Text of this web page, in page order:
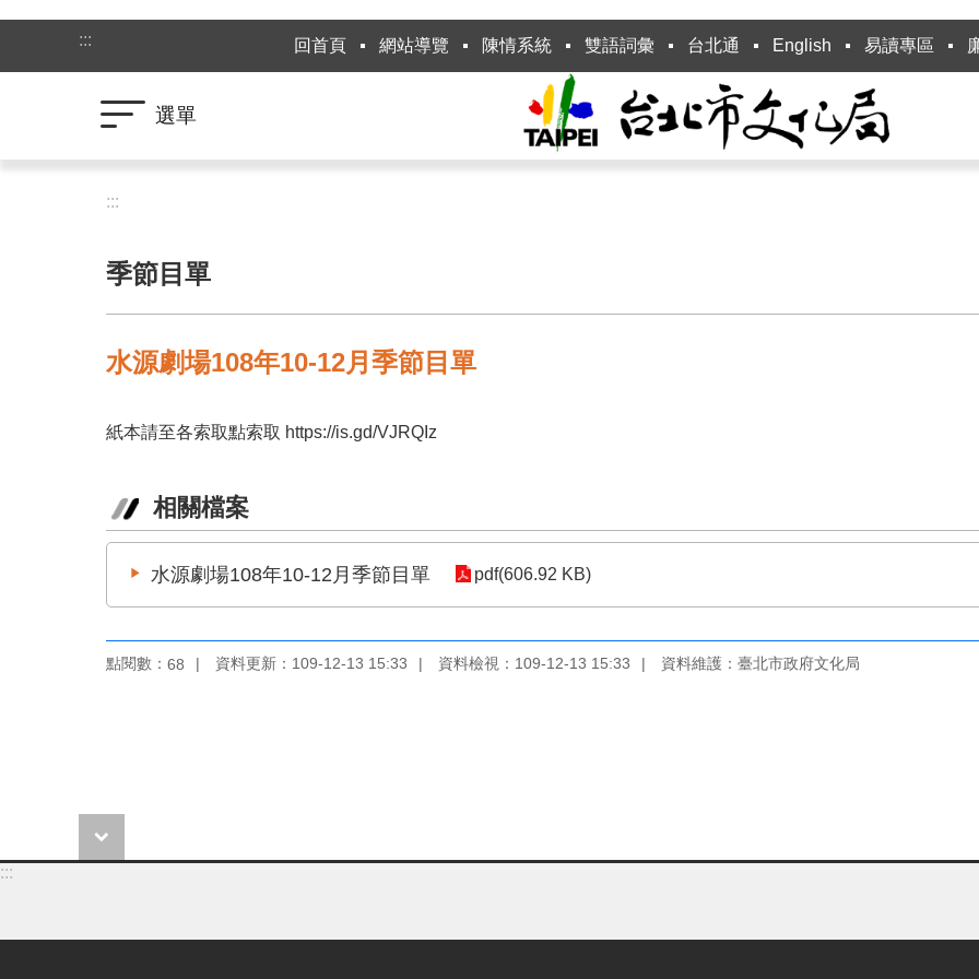
跳到主要內容區塊
:::
回首頁 網站導覽 陳情系統 雙語詞彙 台北通 English 易讀專區
選單
:::
季節目單
水源劇場108年10-12月季節目單
紙本請至各索取點索取 https://is.gd/VJRQIz
相關檔案
水源劇場108年10-12月季節目單 pdf(606.92 KB)
點閱數： 68 資料更新：109-12-13 15:33 資料檢視：109-12-13 15:33 資料維護：臺北市政府文化局
:::